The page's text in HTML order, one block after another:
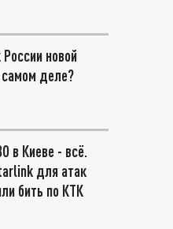
новой
самом деле?
в Киеве - всё.
для атак
бить по КТК